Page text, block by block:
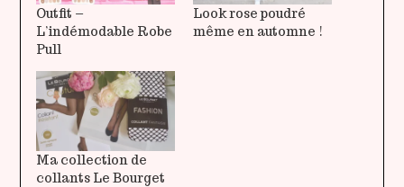
Outfit –
L’indémodable Robe
Pull
Look rose poudré
même en automne !
Ma collection de
collants Le Bourget